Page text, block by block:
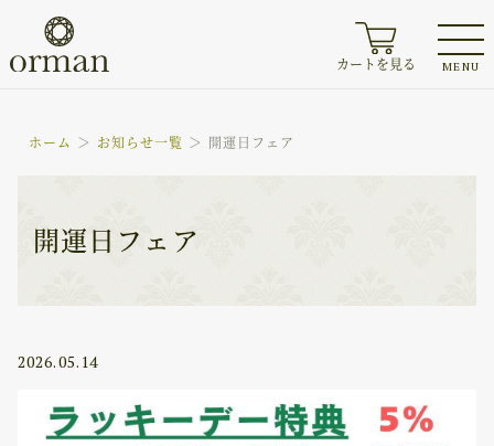
カートを見る MENU
ホーム お知らせ一覧 開運日フェア
開運日フェア
2026.05.14